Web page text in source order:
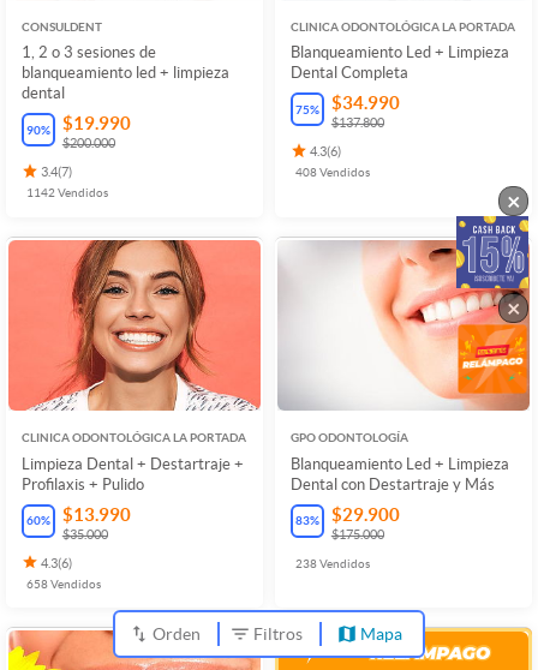
CONSULDENT
1, 2 o 3 sesiones de
blanqueamiento led + limpieza
dental
90% $19.990
$200.000
3.4(7)
1142 Vendidos
CLINICA ODONTOLÓGICA LA PORTADA
Blanqueamiento Led + Limpieza
Dental Completa
75% $34.990
$137.800
4.3(6)
408Vendidos
CLINICA ODONTOLÓGICA LA PORTADA
Limpieza Dental + Destartraje +
Profilaxis + Pulido
60% $13.990
$35.000
4.3(6)
658Vendidos
GPO ODONTOLOGÍA
Blanqueamiento Led + Limpieza
Dental con Destartraje y Más
83% $29.900
$175.000
238Vendidos
Orden Filtros Mapa
×
×